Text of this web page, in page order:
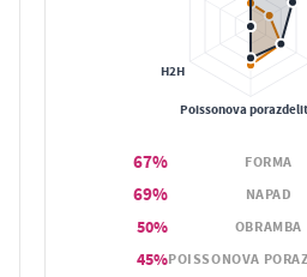
67% FORMA
69% NAPAD
50%
OBRAMBA
45%POISSONOVA